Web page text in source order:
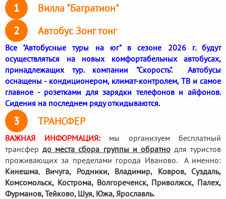
1 Вилла "Багратион"
2 Автобус Зонг тонг
Все "Автобусные туры на юг" в сезоне 2026 г. будут
осуществляться на новых комфортабельных автобусах,
принадлежащих тур. компании "Скорость". Автобусы
оснащены - кондиционером, климат-контролем, ТВ и самое
главное - розетками для зарядки телефонов и айфонов.
Сидения на последнем ряду откидываются.
3 ТРАНСФЕР
ВАЖНАЯ ИНФОРМАЦИЯ:мы организуем бесплатный
трансфердо места сбора группы и обратнодля туристов
проживающих за пределами города Иваново. А именно:
Кинешма, Вичуга, Родники, Владимир, Ковров, Суздаль,
Комсомольск, Кострома, Волгореченск, Приволжск, Палех,
Фурманов, Тейково, Шуя, Южа, Ярославль.